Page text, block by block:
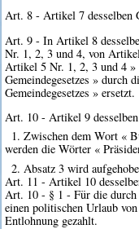
Art. 8 - Artikel 7 desselben
Art. 9 - In Artikel 8
Nr. 1, 2, 3 und 4, von
Artikel 5 Nr. 1, 2, 3 und 4 »
Gemeindegesetzes » durch
Gemeindegesetzes » ersetzt.
Art. 10 - Artikel 9
1. Zwischen dem Wort «
werden die Wörter «
2. Absatz 3 wird
Art. 11 - Artikel 10
Art. 10 - § 1 - Für die
einen politischen Urlaub
Entlohnung gezahlt.